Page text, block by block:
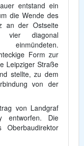
entstand ein
die Wende des
an der Ostseite
diagonal
einmündeten.
Form zur
Leipziger Straße
stellte, zu dem
von der
von Landgraf
Die
Oberbaudirektor